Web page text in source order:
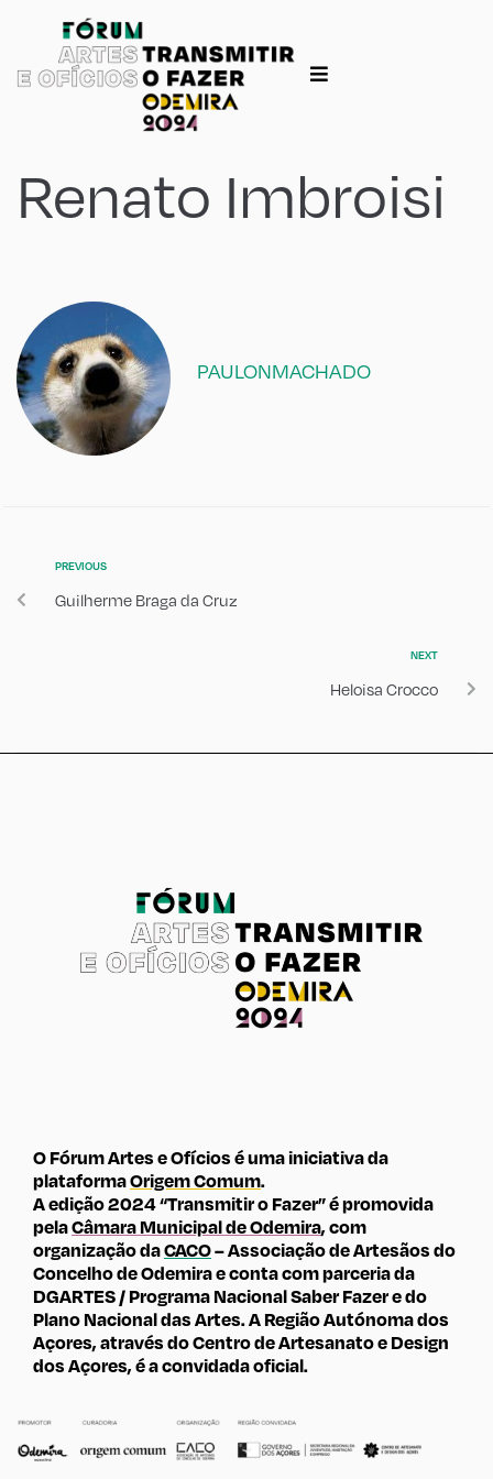
Renato Imbroisi
PAULONMACHADO
PREVIOUS
Guilherme Braga da Cruz
NEXT
Heloisa Crocco
O Fórum Artes e Ofícios é uma iniciativa da
plataformaOrigem Comum.
A edição 2024 “Transmitir o Fazer” é promovida
pelaCâmara Municipal de Odemira, com
organização daCACO– Associação de Artesãos do
Concelho de Odemira e conta com parceria da
DGARTES / Programa Nacional Saber Fazer e do
Plano Nacional das Artes. A Região Autónoma dos
Açores, através do Centro de Artesanato e Design
dos Açores, é a convidada oficial.